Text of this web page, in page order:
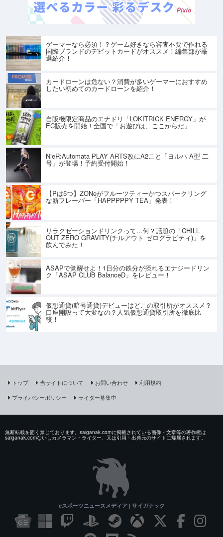
ゲーマーなら必須！？ゲーム好きなら審査不要で作れる
国際ブランドのデビットカードがオススメ！編集部が厳
選紹介！
カードローンは危ない？消費が多いゲーマーにおすすめ
したい初めてのカードローンを紹介！
自販機限定商品のエナドリ「LOKITRICK ENERGY」が
EC販売を開始！全国で「お遊びは、ここからだ」
NieR:Automata PLAY ARTS改にA2こと「ヨルハ A型 二
号」が登場！予約受付開始！
【Pは5つ】ZONeがフルーツティーかつスパークリング
な新フレーバー「HAPPPPPY TEA」発表！
リラクゼーションドリンクって…何？話題の「CHILL
OUT ZERO GRAVITY(チルアウト ゼログラビティ)」を
飲んでみた！
ASAPで覚醒せよ！1日分の鉄分が摂れるエナジードリン
ク「ASAP CLUB BalanceD」をレビュー！
仮想通貨(暗号通貨)デビューはどこの取引所がオススメ？
口座開設って大変なの？人気仮想通貨取引所を徹底比
較！
トップ 当サイトについて お問い合わせ
利用規約
プライバシーポリシー
ライター募集中
無断転載を固く禁じております。saiganak.comに掲載されている画像・文章等の著作権は
saiganak.comないしカメラマン・ライター、又は引用・出典元のサイトに帰属されます。
eスポーツニュースメディア | サイガナック